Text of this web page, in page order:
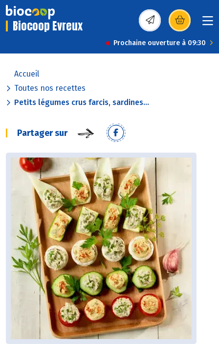
Biocoop Evreux (s’ouvre dans une
Prochaine ouverture à 09:30
Accueil
Toutes nos recettes
Petits légumes crus farcis, sardines...
Partager sur